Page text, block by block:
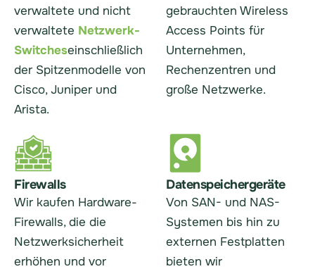
verwaltete und nicht
verwaltete Netzwerk-
Switcheseinschließlich
der Spitzenmodelle von
Cisco, Juniper und
Arista.
gebrauchten Wireless
Access Points für
Unternehmen,
Rechenzentren und
große Netzwerke.
Firewalls
Wir kaufen Hardware-
Firewalls, die die
Netzwerksicherheit
erhöhen und vor
Datenspeichergeräte
Von SAN- und NAS-
Systemen bis hin zu
externen Festplatten
bieten wir